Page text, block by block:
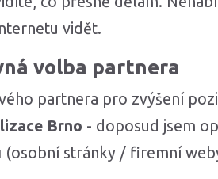
vidět.
volba partnera
partnera pro zvýšení
Brno - doposud jsem
stránky / firemní